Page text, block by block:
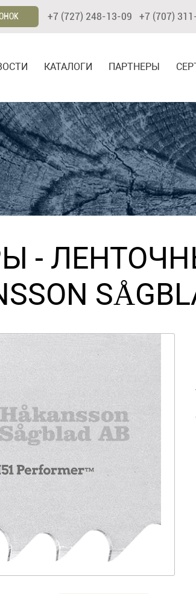
+7 (727) 248-13-09 +7 (707)
КАТАЛОГИ ПАРТНЕРЫ
-